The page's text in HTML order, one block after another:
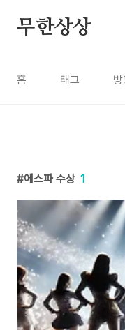
무한상상
홈 태그
에스파 수상 1